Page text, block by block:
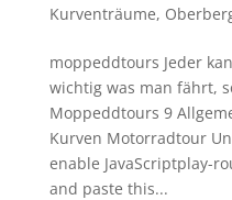
Kurventräume,
moppeddtours Jeder
wichtig was man fährt,
Moppeddtours 9
Kurven Motorradtour
enable JavaScriptplay-
and paste this...